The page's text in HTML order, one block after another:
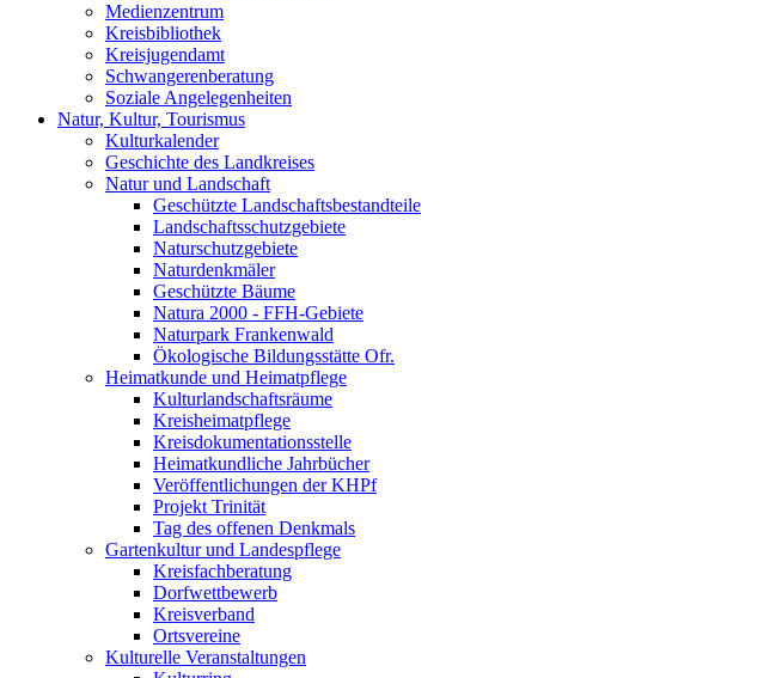
Medienzentrum
Kreisbibliothek
Kreisjugendamt
Schwangerenberatung
Soziale Angelegenheiten
Natur, Kultur, Tourismus
Kulturkalender
Geschichte des Landkreises
Natur und Landschaft
Geschützte Landschaftsbestandteile
Landschaftsschutzgebiete
Naturschutzgebiete
Naturdenkmäler
Geschützte Bäume
Natura 2000 - FFH-Gebiete
Naturpark Frankenwald
Ökologische Bildungsstätte Ofr.
Heimatkunde und Heimatpflege
Kulturlandschaftsräume
Kreisheimatpflege
Kreisdokumentationsstelle
Heimatkundliche Jahrbücher
Veröffentlichungen der KHPf
Projekt Trinität
Tag des offenen Denkmals
Gartenkultur und Landespflege
Kreisfachberatung
Dorfwettbewerb
Kreisverband
Ortsvereine
Kulturelle Veranstaltungen